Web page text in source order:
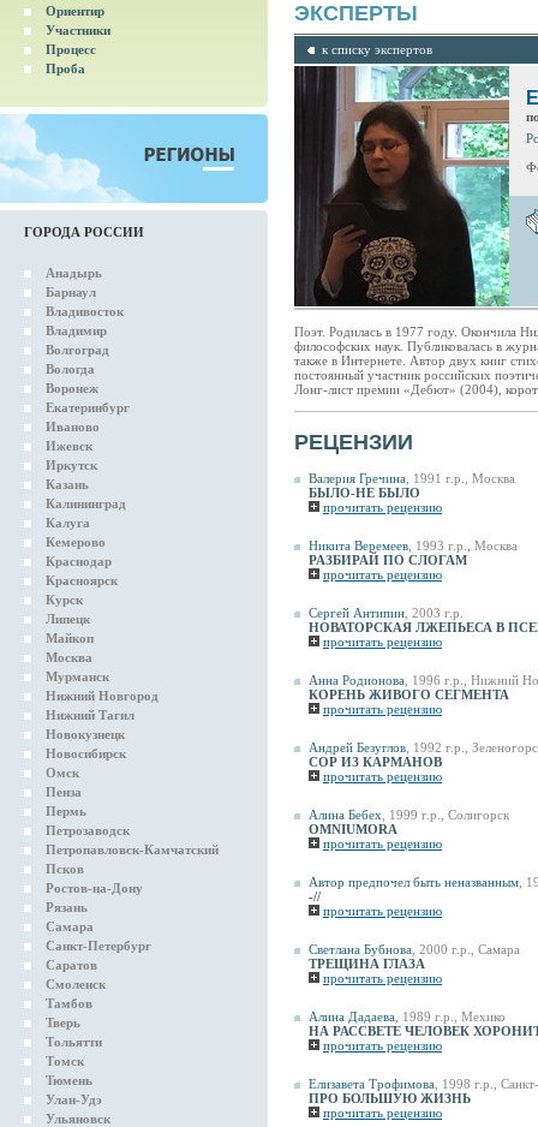
Ориентир
Участники
Процесс
Проба
ГОРОДА РОССИИ
Анадырь
Барнаул
Владивосток
Владимир
Волгоград
Вологда
Воронеж
Екатеринбург
Иваново
Ижевск
Иркутск
Казань
Калининград
Калуга
Кемерово
Краснодар
Красноярск
Курск
Липецк
Майкоп
Москва
Мурманск
Нижний Новгород
Нижний Тагил
Новокузнецк
Новосибирск
Омск
Пенза
Пермь
Петрозаводск
Петропавловск-Камчатский
Псков
Ростов-на-Дону
Рязань
Самара
Санкт-Петербург
Саратов
Смоленск
Тамбов
Тверь
Тольятти
Томск
Тюмень
Улан-Удэ
Ульяновск
ЭКСПЕРТЫ
к списку экспертов
Поэт. Родилась в 1977 году. Окончила
философских наук. Публиковалась в
также в Интернете. Автор двух книг
постоянный участник российских
Лонг-лист премии «Дебют» (2004),
РЕЦЕНЗИИ
Валерия Гречина , 1991 г.р., Москва
БЫЛО-НЕ БЫЛО
прочитать рецензию
Никита Веремеев , 1993 г.р., Москва
РАЗБИРАЙ ПО СЛОГАМ
прочитать рецензию
Сергей Антипин , 2003 г.р.
НОВАТОРСКАЯ ЛЖЕПЬЕСА В
прочитать рецензию
Анна Родионова , 1996 г.р., Нижний
КОРЕНЬ ЖИВОГО СЕГМЕНТА
прочитать рецензию
Андрей Безуглов , 1992 г.р.,
СОР ИЗ КАРМАНОВ
прочитать рецензию
Алина Бебех , 1999 г.р., Солигорск
OMNIUMORA
прочитать рецензию
Автор предпочел быть неназванным ,
-//
прочитать рецензию
Светлана Бубнова , 2000 г.р., Самара
ТРЕЩИНА ГЛАЗА
прочитать рецензию
Aлина Дадаева , 1989 г.р., Мехико
НА РАССВЕТЕ ЧЕЛОВЕК
прочитать рецензию
Елизавета Трофимова , 1998 г.р.,
ПРО БОЛЬШУЮ ЖИЗНЬ
прочитать рецензию